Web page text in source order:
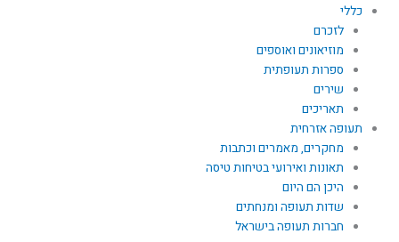
כללי
לזכרם
מוזיאונים ואוספים
ספרות תעופתית
שירים
תאריכים
תעופה אזרחית
מחקרים, מאמרים וכתבות
תאונות ואירועי בטיחות טיסה
היכן הם היום
שדות תעופה ומנחתים
חברות תעופה בישראל